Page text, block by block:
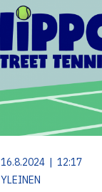
16.8.2024 | 12:17
YLEINEN